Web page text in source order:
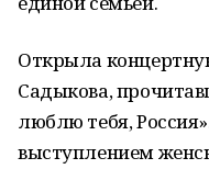
Открыла
Садыкова,
люблю тебя,
выступлением